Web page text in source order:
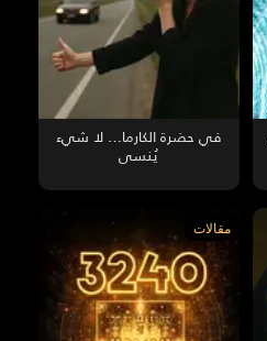
في حضرة الكارما… لا شيء
يُنسى
مقالات